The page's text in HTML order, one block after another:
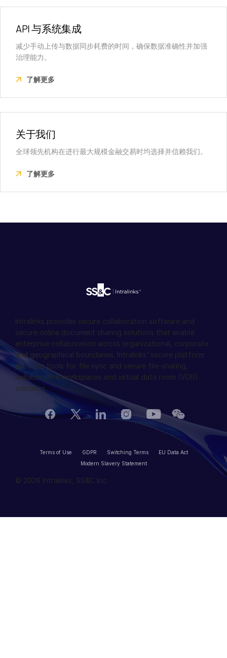
API 与系统集成
减少手动上传与数据同步耗费的时间，确保数据准确性并加强
治理能力。
了解更多
关于我们
全球领先机构在进行最大规模金融交易时均选择并信赖我们。
了解更多
Intralinks provides secure collaboration software and
secure online document sharing solutions that enable
enterprise collaboration across organizational, corporate
and geographical boundaries. Intralinks’ secure platform
provides tools for file sync and secure file-sharing,
collaborative workspaces and virtual data room (VDR)
solutions.
Terms of Use GDPR Switching Terms
EU Data Act
Modern Slavery Statement
© 2026 Intralinks, SS&C Inc.